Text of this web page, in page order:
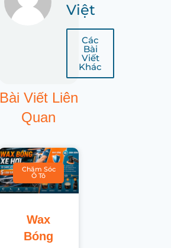
Việt
Các
Bài
Viết
Khác
Bài Viết Liên
Quan
Chăm Sóc
Ô Tô
Wax
Bóng